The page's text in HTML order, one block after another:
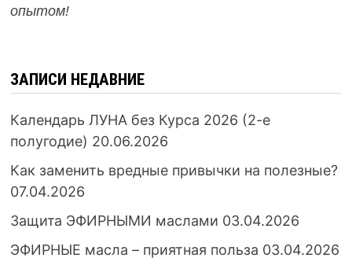
опытом!
ЗАПИСИ НЕДАВНИЕ
Календарь ЛУНА без Курса 2026 (2-е
полугодие) 20.06.2026
Как заменить вредные привычки на полезные?
07.04.2026
Защита ЭФИРНЫМИ маслами 03.04.2026
ЭФИРНЫЕ масла – приятная польза 03.04.2026